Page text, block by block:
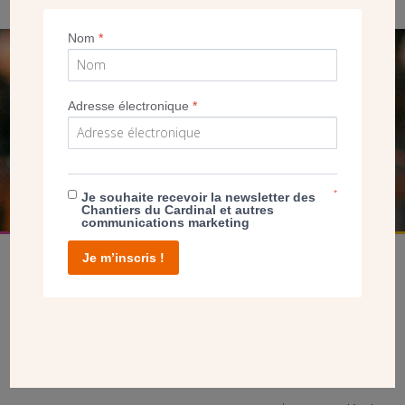
SEUL VOTRE DON
NOUS PERMET D’AGIR
FAIRE UN DON
Nom*
Adresse électronique*
Je souhaite recevoir la newsletter des
Chantiers du Cardinal et autres
communications marketing
*
Je m’inscris !